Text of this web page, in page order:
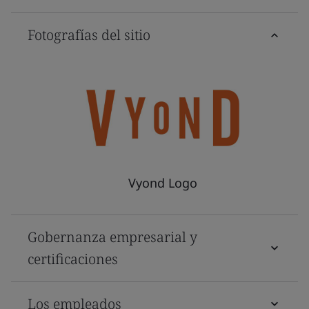
Fotografías del sitio
Vyond Logo
Gobernanza empresarial y
certificaciones
Los empleados